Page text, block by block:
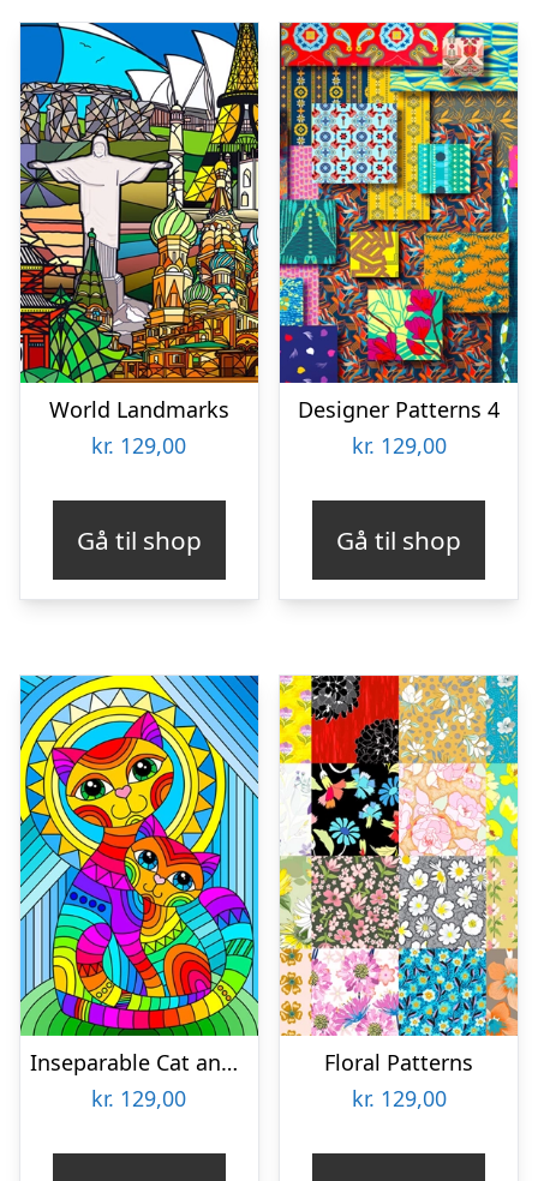
World Landmarks
kr. 129,00
Gå til shop
Designer Patterns 4
kr. 129,00
Gå til shop
Inseparable Cat and Kitten
kr. 129,00
Floral Patterns
kr. 129,00